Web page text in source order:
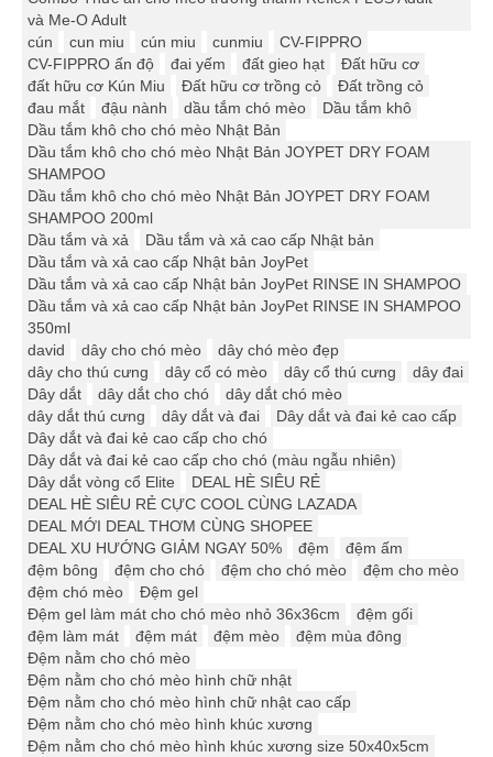
và Me-O Adult
cún
cun miu cún miu cunmiu
CV-FIPPRO
CV-FIPPRO ấn độ
đai yếm đất gieo hạt
Đất hữu cơ
đất hữu cơ Kún Miu
Đất hữu cơ trồng cỏ
Đất trồng cỏ
đau mắt
đậu nành dầu tắm chó mèo
Dầu tắm khô
Dầu tắm khô cho chó mèo Nhật Bản
Dầu tắm khô cho chó mèo Nhật Bản JOYPET DRY FOAM
SHAMPOO
Dầu tắm khô cho chó mèo Nhật Bản JOYPET DRY FOAM
SHAMPOO 200ml
Dầu tắm và xả
Dầu tắm và xả cao cấp Nhật bản
Dầu tắm và xả cao cấp Nhật bản JoyPet
Dầu tắm và xả cao cấp Nhật bản JoyPet RINSE IN SHAMPOO
Dầu tắm và xả cao cấp Nhật bản JoyPet RINSE IN SHAMPOO
350ml
david
dây cho chó mèo
dây chó mèo đẹp
dây cho thú cưng
dây cổ có mèo dây cổ thú cưng
dây đai
Dây dắt
dây dắt cho chó
dây dắt chó mèo
dây dắt thú cưng
dây dắt và đai
Dây dắt và đai kẻ cao cấp
Dây dắt và đai kẻ cao cấp cho chó
Dây dắt và đai kẻ cao cấp cho chó (màu ngẫu nhiên)
Dây dắt vòng cổ Elite
DEAL HÈ SIÊU RẺ
DEAL HÈ SIÊU RẺ CỰC COOL CÙNG LAZADA
DEAL MỚI DEAL THƠM CÙNG SHOPEE
DEAL XU HƯỚNG GIẢM NGAY 50%
đệm
đệm ấm
đệm bông
đệm cho chó đệm cho chó mèo
đệm cho mèo
đệm chó mèo
Đệm gel
Đệm gel làm mát cho chó mèo nhỏ 36x36cm
đệm gối
đệm làm mát
đệm mát đệm mèo
đệm mùa đông
Đệm nằm cho chó mèo
Đệm nằm cho chó mèo hình chữ nhật
Đệm nằm cho chó mèo hình chữ nhật cao cấp
Đệm nằm cho chó mèo hình khúc xương
Đệm nằm cho chó mèo hình khúc xương size 50x40x5cm